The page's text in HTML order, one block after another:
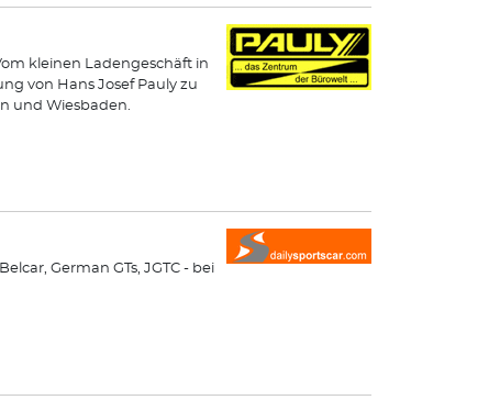
kleinen Ladengeschäft in
von Hans Josef Pauly zu
und Wiesbaden.
German GTs, JGTC - bei